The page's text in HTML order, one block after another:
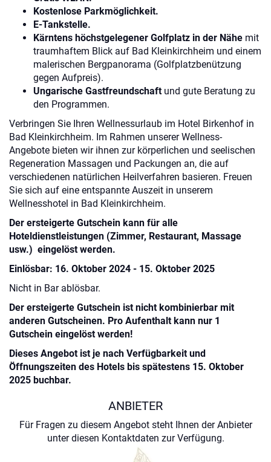
Kostenlose Parkmöglichkeit.
E-Tankstelle.
Kärntens höchstgelegener Golfplatz in der Nähe mit
traumhaftem Blick auf Bad Kleinkirchheim und einem
malerischen Bergpanorama (Golfplatzbenützung
gegen Aufpreis).
Ungarische Gastfreundschaftund gute Beratung zu
den Programmen.
Verbringen Sie Ihren Wellnessurlaub im Hotel Birkenhof in
Bad Kleinkirchheim. Im Rahmen unserer Wellness-
Angebote bieten wir ihnen zur körperlichen und seelischen
Regeneration Massagen und Packungen an, die auf
verschiedenen natürlichen Heilverfahren basieren. Freuen
Sie sich auf eine entspannte Auszeit in unserem
Wellnesshotel in Bad Kleinkirchheim.
Der ersteigerte Gutschein kann für alle
Hoteldienstleistungen (Zimmer, Restaurant, Massage
usw.) eingelöst werden.
Einlösbar: 16. Oktober 2024 - 15. Oktober 2025
Nicht in Bar ablösbar.
Der ersteigerte Gutschein ist nicht kombinierbar mit
anderen Gutscheinen. Pro Aufenthalt kann nur 1
Gutschein eingelöst werden!
Dieses Angebot ist je nach Verfügbarkeit und
Öffnungszeiten des Hotels bis spätestens 15. Oktober
2025 buchbar.
ANBIETER
Für Fragen zu diesem Angebot steht Ihnen der Anbieter
unter diesen Kontaktdaten zur Verfügung.